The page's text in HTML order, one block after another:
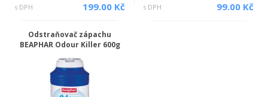
s DPH 199.00 Kč s DPH 99.00 Kč
Odstraňovač zápachu
BEAPHAR Odour Killer 600g